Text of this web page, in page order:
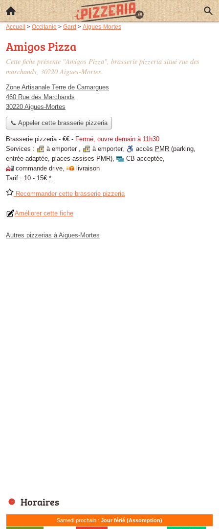
Accueil > Occitanie > Gard > Aigues-Mortes
Amigos Pizza
Cette fiche présente "Amigos Pizza", brasserie pizzeria situé rue des
marchands, 30220 Aigues-Mortes.
Zone Artisanale Terre de Camargues
460 Rue des Marchands
30220 Aigues-Mortes
📞 Appeler cette brasserie pizzeria
Brasserie pizzeria - €€ - Fermé, ouvre demain à 11h30
Services :
à emporter , à emporter, accès PMR (parking,
entrée adaptée, places assises PMR), CB acceptée,
commande drive,
livraison
Tarif : 10 - 15€ *
Recommander cette brasserie pizzeria
Améliorer cette fiche
Autres pizzerias à Aigues-Mortes
Horaires
Samedi prochain : Jour férié (Assomption)